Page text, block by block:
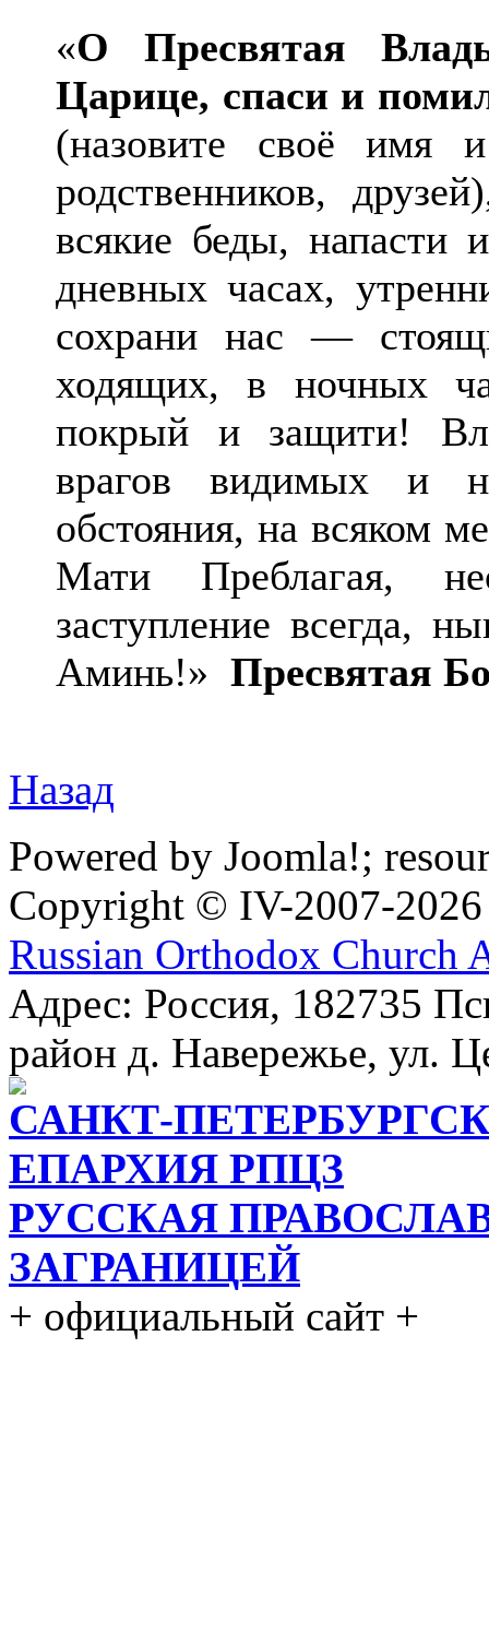
«О Пре­святая
Царице, спаси и
(назовите своё имя
родственников,
всякие беды, напасти
дневных часах,
сохрани нас —
ходящих, в ночных
покрый и защити!
врагов видимых и
обстояния, на всяком
Мати Преблагая,
заступление всегда,
Аминь!» Пресвятая
Назад
Powered by Joomla!;
Copyright © IV-2007-2026
Russian Orthodox Church
Адрес: Россия, 182735
район д. Навережье, ул.
САНКТ-
ЕПАРХИЯ РПЦЗ
РУССКАЯ
ЗАГРАНИЦЕЙ
+ официальный сайт +